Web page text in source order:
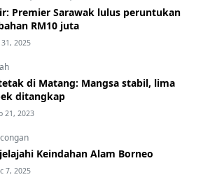
Premier Sarawak lulus peruntukan
RM10 juta
31, 2025
di Matang: Mangsa stabil, lima
ditangkap
21, 2023
Keindahan Alam Borneo
7, 2025